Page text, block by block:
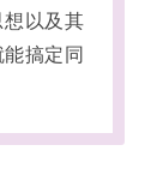
以及其
搞定同